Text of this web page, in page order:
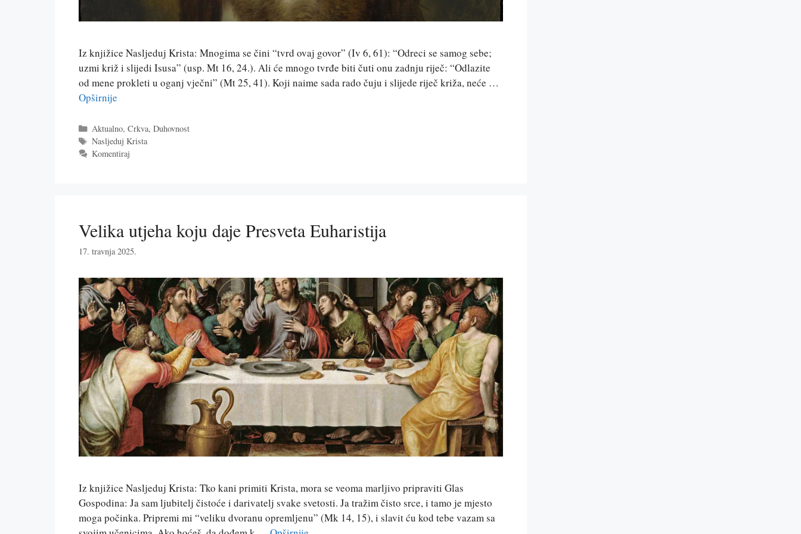
Iz knjižice Nasljeduj Krista: Mnogima se čini “tvrd ovaj govor” (Iv 6, 61): “Odreci se samog sebe;
uzmi križ i slijedi Isusa” (usp. Mt 16, 24.). Ali će mnogo tvrđe biti čuti onu zadnju riječ: “Odlazite
od mene prokleti u oganj vječni” (Mt 25, 41). Koji naime sada rado čuju i slijede riječ križa, neće …
Opširnije
Kategorije
Aktualno, Crkva, Duhovnost
Oznake
Nasljeduj Krista
Komentiraj
Velika utjeha koju daje Presveta Euharistija
17. travnja 2025.
Iz knjižice Nasljeduj Krista: Tko kani primiti Krista, mora se veoma marljivo pripraviti Glas
Gospodina: Ja sam ljubitelj čistoće i darivatelj svake svetosti. Ja tražim čisto srce, i tamo je mjesto
moga počinka. Pripremi mi “veliku dvoranu opremljenu” (Mk 14, 15), i slavit ću kod tebe vazam sa